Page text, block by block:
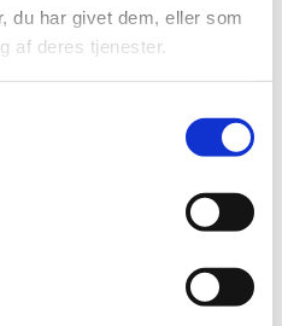
du har givet dem, eller som
af deres tjenester.